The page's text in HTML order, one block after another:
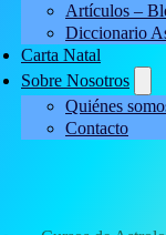
Artículos –
Diccionario
Carta Natal
Sobre Nosotros
Quiénes
Contacto